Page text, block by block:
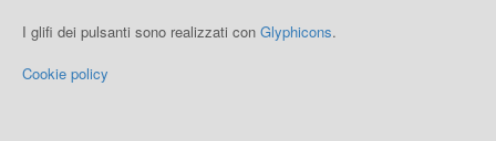
I glifi dei pulsanti sono realizzati con Glyphicons.
Cookie policy